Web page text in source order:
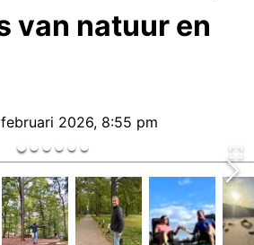
van natuur en
2026, 8:55 pm